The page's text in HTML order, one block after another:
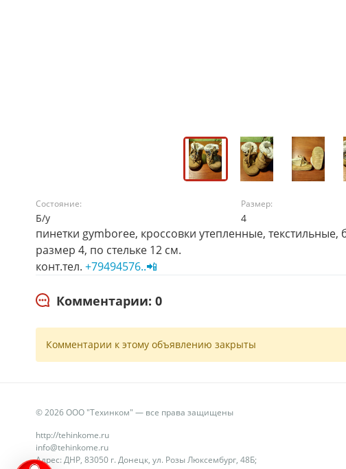
Состояние:
Б/у
Размер:
4
пинетки gymboree, кроссовки утепленные,
размер 4, по стельке 12 см.
конт.тел. +79494576..📲
Комментарии: 0
Комментарии к этому объявлению закрыты
© 2026 ООО "Техинком" — все права защищены
http://tehinkome.ru
info@tehinkome.ru
Адрес: ДНР, 83050 г. Донецк, ул. Розы Люксембург, 48Б;